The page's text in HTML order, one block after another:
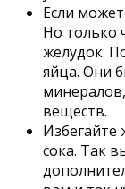
Если
Но только
желудок.
яйца. Они
веществ.
сока. Так